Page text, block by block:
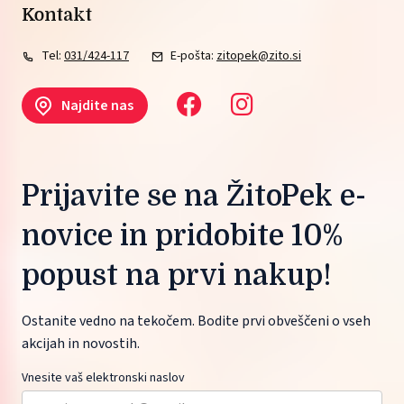
Kontakt
Tel: 031/424-117 E-pošta: zitopek@zito.si
Najdite nas
Prijavite se na ŽitoPek e-
novice in pridobite 10%
popust na prvi nakup!
Ostanite vedno na tekočem. Bodite prvi obveščeni o vseh
akcijah in novostih.
Vnesite vaš elektronski naslov